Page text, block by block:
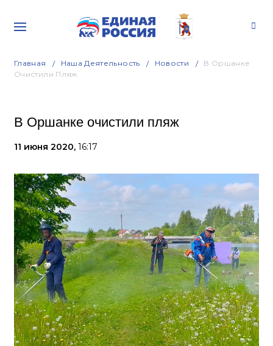
Главная Наша Деятельность Новости
В Оршанке
Очистили Пляж
В Оршанке очистили пляж
11 июня 2020, 16:17